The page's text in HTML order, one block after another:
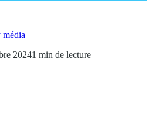
20241 min de lecture